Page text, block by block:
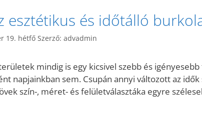
esztétikus és időtálló
19. hétfő Szerző: advadmin
mindig is egy kicsivel szebb és
napjainkban sem. Csupán annyi változott az
szín-, méret- és felületválasztáka egyre